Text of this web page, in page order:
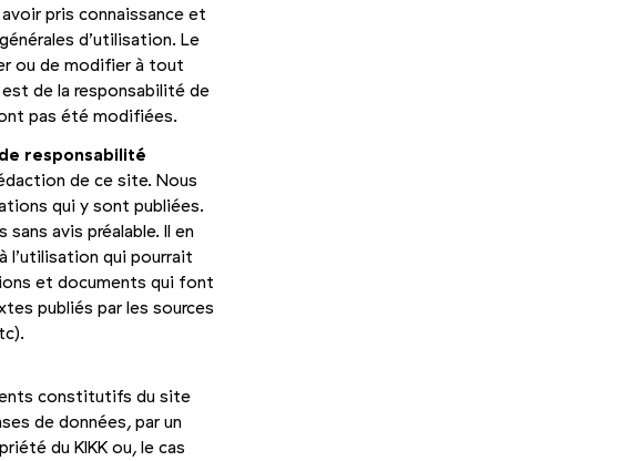
pris connaissance et
d’utilisa­tion. Le
ou de modifier à tout
de la responsabilité de
pas été modifiées.
responsabilité
de ce site. Nous
qui y sont publiées.
avis préalable. Il en
l’utili­sation qui pourrait
et documents qui font
publiés par les sources
constitutifs du site
de données, par un
du KIKK ou, le cas